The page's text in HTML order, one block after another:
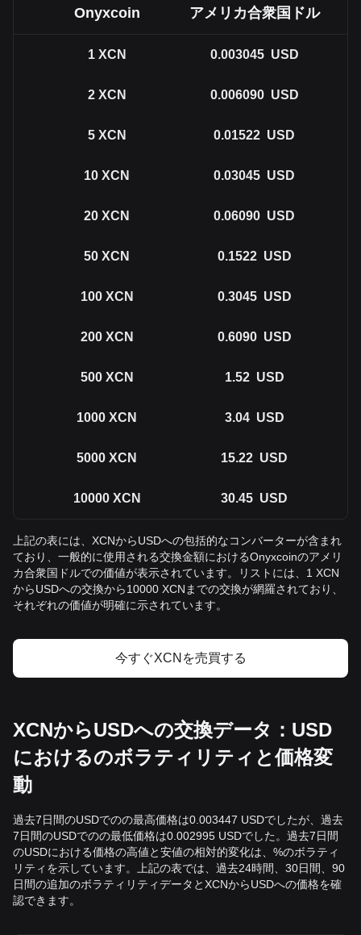
Onyxcoin アメリカ合衆国ドル
1 XCN 0.003045 USD
2 XCN 0.006090 USD
5 XCN 0.01522 USD
10 XCN 0.03045 USD
20 XCN 0.06090 USD
50 XCN 0.1522 USD
100 XCN 0.3045 USD
200 XCN 0.6090 USD
500 XCN 1.52 USD
1000 XCN 3.04 USD
5000 XCN 15.22 USD
10000 XCN 30.45 USD
上記の表には、XCNからUSDへの包括的なコンバーターが含まれ
ており、一般的に使用される交換金額におけるOnyxcoinのアメリ
カ合衆国ドルでの価値が表示されています。リストには、1 XCN
からUSDへの交換から10000 XCNまでの交換が網羅されており、
それぞれの価値が明確に示されています。
今すぐXCNを売買する
XCNからUSDへの交換データ：USD
におけるのボラティリティと価格変
動
過去7日間のUSDでのの最高価格は0.003447 USDでしたが、過去
7日間のUSDでのの最低価格は0.002995 USDでした。過去7日間
のUSDにおける価格の高値と安値の相対的変化は、%のボラティ
リティを示しています。上記の表では、過去24時間、30日間、90
日間の追加のボラティリティデータとXCNからUSDへの価格を確
認できます。